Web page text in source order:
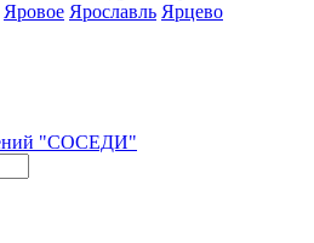
Яровое Ярославль Ярцево